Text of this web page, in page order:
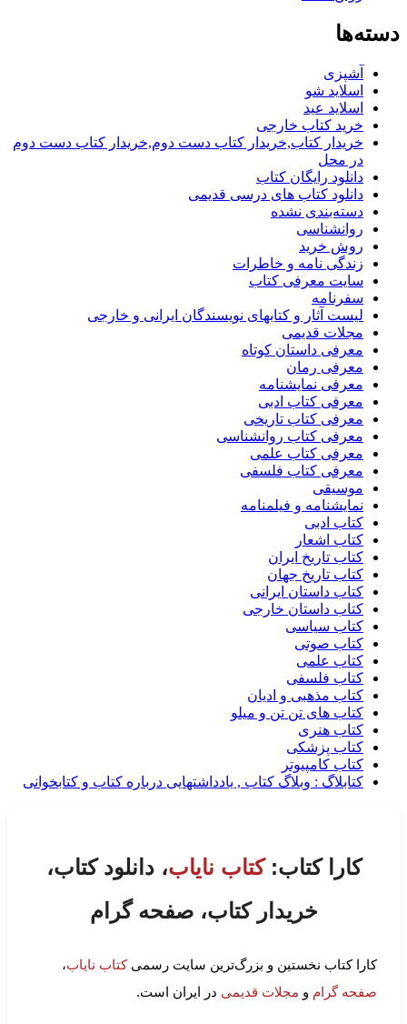
دسته‌ها
آشپزی
اسلاید شو
اسلاید عید
خرید کتاب خارجی
خریدار کتاب,خریدار کتاب دست دوم,خریدار کتاب دست دوم
در محل
دانلود رایگان کتاب
دانلود کتاب های درسی قدیمی
دسته‌بندی نشده
روانشناسی
روش خرید
زندگی نامه و خاطرات
سایت معرفی کتاب
سفرنامه
لیست آثار و کتابهای نویسندگان ایرانی و خارجی
مجلات قدیمی
معرفی داستان کوتاه
معرفی رمان
معرفی نمایشنامه
معرفی کتاب ادبی
معرفی کتاب تاریخی
معرفی کتاب روانشناسی
معرفی کتاب علمی
معرفی کتاب فلسفی
موسیقی
نمایشنامه و فیلمنامه
کتاب ادبی
کتاب اشعار
کتاب تاریخ ایران
کتاب تاریخ جهان
کتاب داستان ایرانی
کتاب داستان خارجی
کتاب سیاسی
کتاب صوتی
کتاب علمی
کتاب فلسفی
کتاب مذهبی و ادیان
کتاب های تن تن و میلو
کتاب هنری
کتاب پزشکی
کتاب کامپیوتر
کتابلاگ : وبلاگ کتاب , یادداشتهایی درباره کتاب و کتابخوانی
کارا کتاب:کتاب نایاب، دانلود کتاب،
خریدار کتاب، صفحه گرام
کارا کتاب نخستین و بزرگ‌ترین سایت رسمیکتاب نایاب،
صفحه گرام و مجلات قدیمی در ایران است.